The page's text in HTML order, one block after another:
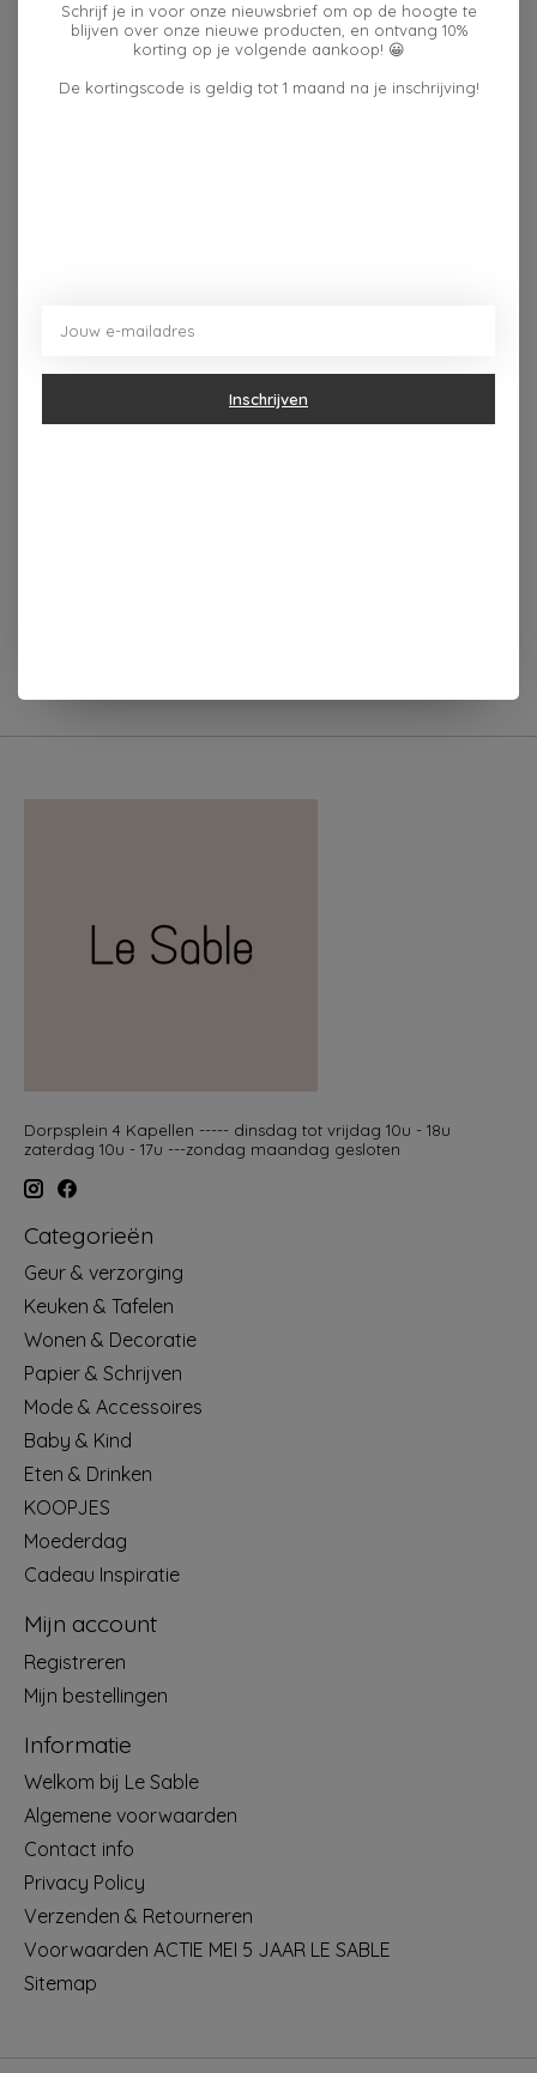
Beschrijving Reviews (0)
Met afmetingen die perfect passen in elke keuken,
Dorpsplein 4 Kapellen ----- dinsdag tot vrijdag 10u - 18u
zaterdag 10u - 17u ---zondag maandag gesloten
Categorieën
Geur & verzorging
Keuken & Tafelen
Wonen & Decoratie
Papier & Schrijven
Mode & Accessoires
Baby & Kind
Eten & Drinken
KOOPJES
Moederdag
Cadeau Inspiratie
Mijn account
Registreren
Mijn bestellingen
Informatie
Welkom bij Le Sable
Algemene voorwaarden
Contact info
Privacy Policy
Verzenden & Retourneren
Voorwaarden ACTIE MEI 5 JAAR LE SABLE
Sitemap
Schrijf je in voor onze nieuwsbrief om op de hoogte te
blijven over onze nieuwe producten, en ontvang 10%
korting op je volgende aankoop! 😀
De kortingscode is geldig tot 1 maand na je inschrijving!
Inschrijven